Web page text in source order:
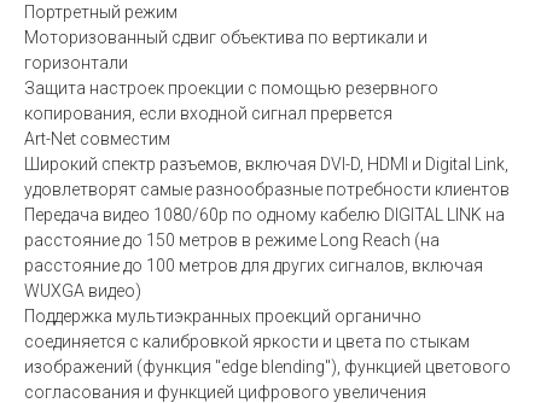
Портретный режим
Моторизованный сдвиг объектива по вертикали и
горизонтали
Защита настроек проекции с помощью резервного
копирования, если входной сигнал прервется
Art-Net совместим
Широкий спектр разъемов, включая DVI-D, HDMI и Digital Link,
удовлетворят самые разнообразные потребности клиентов
Передача видео 1080/60p по одному кабелю DIGITAL LINK на
расстояние до 150 метров в режиме Long Reach (на
расстояние до 100 метров для других сигналов, включая
WUXGA видео)
Поддержка мультиэкранных проекций органично
соединяется с калибровкой яркости и цвета по стыкам
изображений (функция "edge blending"), функцией цветового
согласования и функцией цифрового увеличения